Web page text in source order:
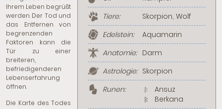
Tiere:
Skorpion, Wolf
Edelstein:
Aquamarin
Anatomie: Darm
Astrologie: Skorpion
Runen:
Ansuz
Berkana
Ihrem Leben begrüßt
werden. Der Tod und
das Entfernen von
begrenzenden
Faktoren kann die
Tür zu einer
breiteren,
befriedigenderen
Lebenserfahrung
öffnen.
Die Karte des Todes